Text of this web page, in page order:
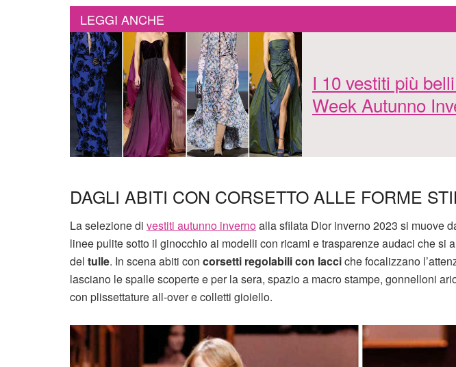
LEGGI ANCHE
I 10 vestiti più
Week Autunno
DAGLI ABITI CON CORSETTO ALLE FORME
La selezione di vestiti autunno invernoalla sfilata Dior inverno 2023 si muove
linee pulite sotto il ginocchio ai modelli con ricami e trasparenze audaci che si
del tulle. In scena abiti con corsetti regolabili con lacciche focalizzano
lasciano le spalle scoperte e per la sera, spazio a macro stampe, gonnelloni
con plissettature all-over e colletti gioiello.